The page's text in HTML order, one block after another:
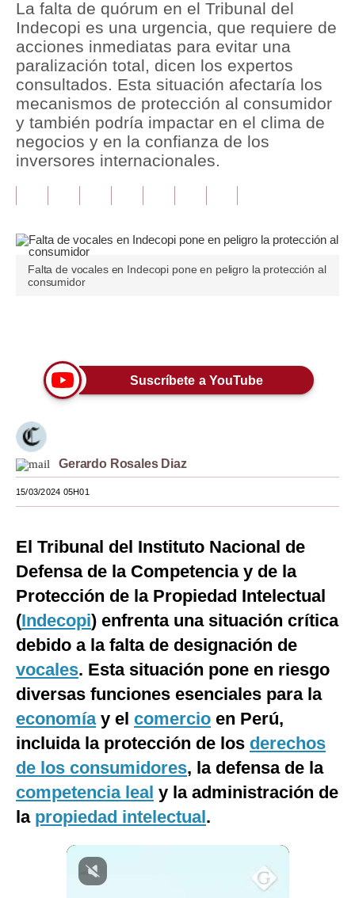
Finanzas Personales
Inmobiliarias
Plus G
Opinión
Editorial
Pregunta de hoy
Tendencias
Lujo
Estilos
EEUU
México
España
Tecnología
Club del Suscriptor
Mix
G de Gestión
Notas Contratadas
Podcast
Videos
Fotogalerías
La falta de quórum en el Tribunal del
Indecopi es una urgencia, que requiere de
acciones inmediatas para evitar una
paralización total, dicen los expertos
consultados. Esta situación afectaría los
mecanismos de protección al consumidor
y también podría impactar en el clima de
negocios y en la confianza de los
inversores internacionales.
Falta de vocales en Indecopi pone en peligro la protección al
consumidor
Suscríbete a YouTube
Gerardo Rosales Diaz
15/03/2024 05H01
El Tribunal del Instituto Nacional de
Defensa de la Competencia y de la
Protección de la Propiedad Intelectual
(Indecopi) enfrenta una situación crítica
debido a la falta de designación de
vocales. Esta situación pone en riesgo
diversas funciones esenciales para la
economíay el comercio en Perú,
incluida la protección de los derechos
de los consumidores, la defensa de la
competencia leal y la administración de
la propiedad intelectual.